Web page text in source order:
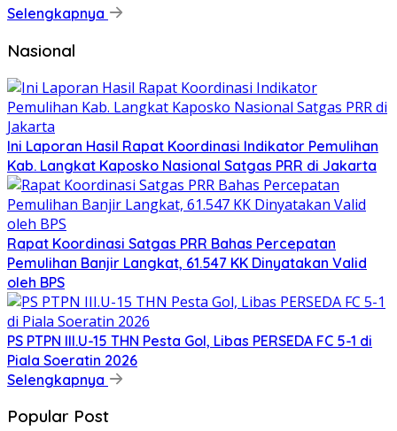
Selengkapnya
Nasional
Ini Laporan Hasil Rapat Koordinasi Indikator Pemulihan
Kab. Langkat Kaposko Nasional Satgas PRR di Jakarta
Rapat Koordinasi Satgas PRR Bahas Percepatan
Pemulihan Banjir Langkat, 61.547 KK Dinyatakan Valid
oleh BPS
PS PTPN III.U-15 THN Pesta Gol, Libas PERSEDA FC 5-1 di
Piala Soeratin 2026
Selengkapnya
Popular Post